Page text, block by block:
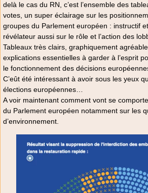
delà le cas du RN, c’est l’ensemble des
votes, un super éclairage sur les
groupes du Parlement européen : instructif
révélateur aussi sur le rôle et l’action des
Tableaux très clairs, graphiquement
explications essentielles à garder à l’esprit
le fonctionnement des décisions
C’eût été intéressant à avoir sous les yeux
élections européennes…
A voir maintenant comment vont se
du Parlement européen notamment sur les
d’environnement.